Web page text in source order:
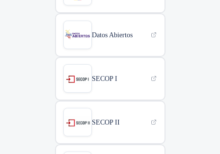
Datos Abiertos
SECOP I
SECOP II